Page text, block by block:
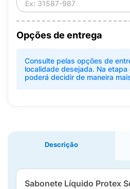
Opções de entrega
Consulte pelas opções de
localidade desejada. Na
poderá decidir de maneira
Descrição
Sabonete Líquido Protex